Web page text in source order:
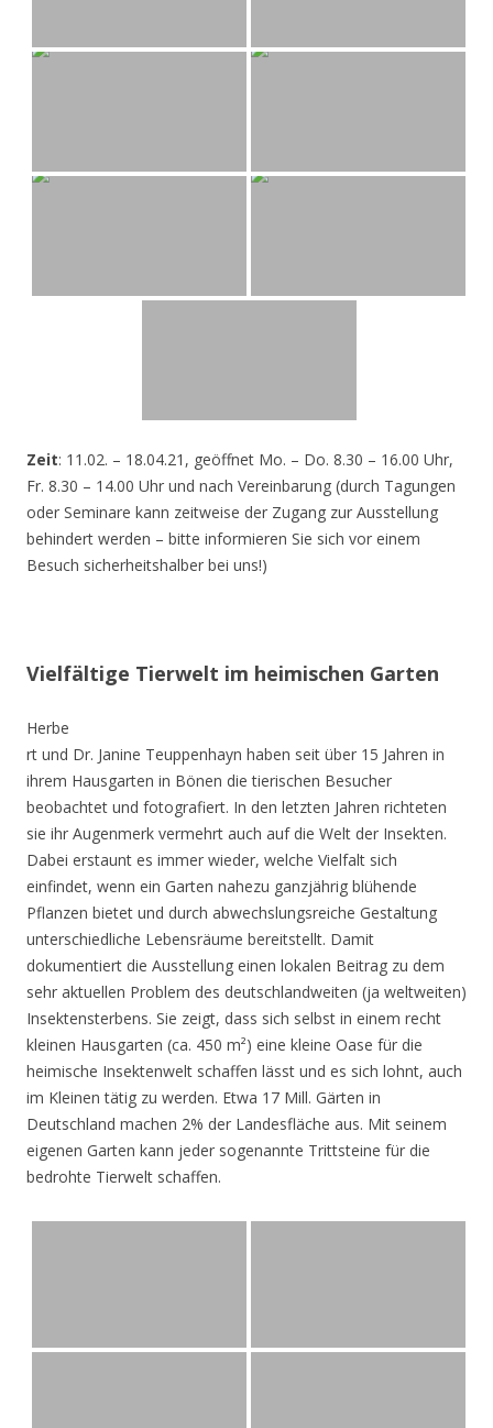
Zeit: 11.02. – 18.04.21, geöffnet Mo. – Do. 8.30 – 16.00 Uhr,
Fr. 8.30 – 14.00 Uhr und nach Vereinbarung (durch Tagungen
oder Seminare kann zeitweise der Zugang zur Ausstellung
behindert werden – bitte informieren Sie sich vor einem
Besuch sicherheitshalber bei uns!)
Vielfältige Tierwelt im heimischen Garten
Herbe
rt und Dr. Janine Teuppenhayn haben seit über 15 Jahren in
ihrem Hausgarten in Bönen die tierischen Besucher
beobachtet und fotografiert. In den letzten Jahren richteten
sie ihr Augenmerk vermehrt auch auf die Welt der Insekten.
Dabei erstaunt es immer wieder, welche Vielfalt sich
einfindet, wenn ein Garten nahezu ganzjährig blühende
Pflanzen bietet und durch abwechslungsreiche Gestaltung
unterschiedliche Lebensräume bereitstellt. Damit
dokumentiert die Ausstellung einen lokalen Beitrag zu dem
sehr aktuellen Problem des deutschlandweiten (ja weltweiten)
Insektensterbens. Sie zeigt, dass sich selbst in einem recht
kleinen Hausgarten (ca. 450 m²) eine kleine Oase für die
heimische Insektenwelt schaffen lässt und es sich lohnt, auch
im Kleinen tätig zu werden. Etwa 17 Mill. Gärten in
Deutschland machen 2% der Landesfläche aus. Mit seinem
eigenen Garten kann jeder sogenannte Trittsteine für die
bedrohte Tierwelt schaffen.